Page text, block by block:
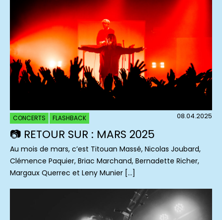
CONCERTS FLASHBACK 08.04.2025
📷 RETOUR SUR : MARS 2025
Au mois de mars, c’est Titouan Massé, Nicolas Joubard,
Clémence Paquier, Briac Marchand, Bernadette Richer,
Margaux Querrec et Leny Munier […]